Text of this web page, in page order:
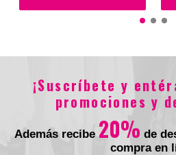
¡Suscríbete y
promociones y
Además recibe 20% de
compra en